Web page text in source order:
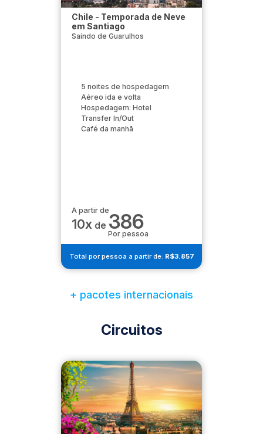
Chile - Temporada de Neve
em Santiago
Saindo de Guarulhos
5 noites de hospedagem
Aéreo ida e volta
Hospedagem: Hotel
Transfer In/Out
Café da manhã
A partir de
10x de 386
Por pessoa
Total por pessoa a partir de: R$3.857
+ pacotes internacionais
Circuitos